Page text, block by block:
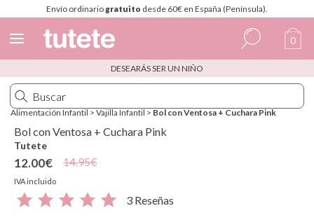
Envío ordinariogratuito desde 60€ en España (Península).
Español
Italiano
Inglés
Francés
0
DESEARÁS SER UN NIÑO
Alimentación Infantil > Vajilla Infantil > Bol con Ventosa + Cuchara Pink
Bol con Ventosa + Cuchara Pink
Tutete
12.00€
IVA incluido
14.95€
3 Reseñas